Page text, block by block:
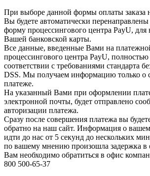
При выборе данной формы оплаты заказа
Вы будете автоматически
форму процессингового центра PayU,
Вашей банковской карты.
Все данные, введенные Вами на
процессингового центра PayU,
соответствии с требованиями стандарта
DSS. Мы получаем информацию только о
платеже.
На указанный Вами при оформлении
электронной почты, будет отправлено
авторизации платежа.
Сразу после совершения платежа вы
обратно на наш сайт. Информация о
идти до нас от 5 секунд до нескольких
по вашему мнению произошла задержка в
Вам необходимо обратиться в офис
800 500-65-37